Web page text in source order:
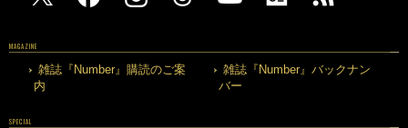
MAGAZINE
雑誌『Number』購読のご案
内
雑誌『Number』バックナン
バー
SPECIAL